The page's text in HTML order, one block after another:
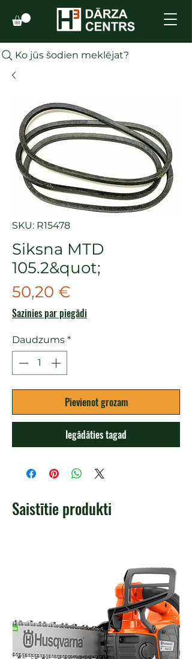
Ko jūs šodien meklējat?
SKU: R15478
Siksna MTD
105.2&quot;
50,20 €
Sazinies par piegādi
Daudzums *
Pievienot grozam
Iegādāties tagad
Saistītie produkti